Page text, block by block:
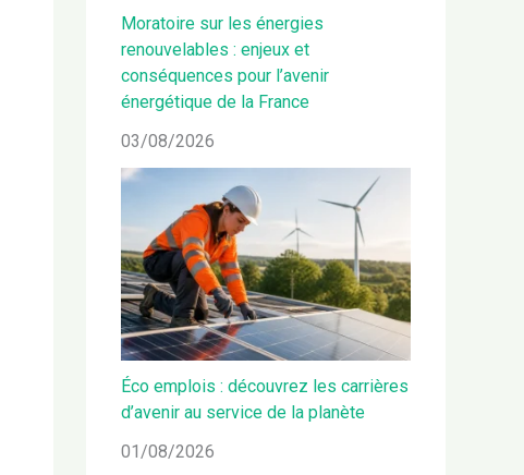
Moratoire sur les énergies
renouvelables : enjeux et
conséquences pour l’avenir
énergétique de la France
03/08/2026
Éco emplois : découvrez les carrières
d’avenir au service de la planète
01/08/2026